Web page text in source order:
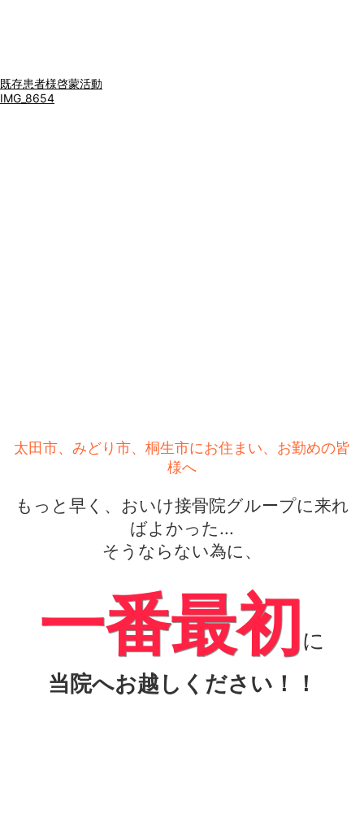
既存患者様啓蒙活動
IMG_8654
太田市、みどり市、桐生市にお住まい、お勤めの皆
様へ
もっと早く、おいけ接骨院グループに来れ
ばよかった...
そうならない為に、
一番最初に
当院へお越しください！！